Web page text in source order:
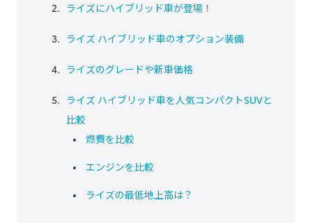
ライズにハイブリッド車が登場！
ライズ ハイブリッド車のオプション装備
ライズのグレードや新車価格
ライズ ハイブリッド車を人気コンパクトSUVと
比較
燃費を比較
エンジンを比較
ライズの最低地上高は？